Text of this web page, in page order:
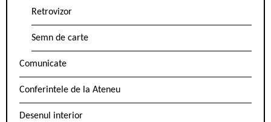
Retrovizor
Semn de carte
Comunicate
Conferintele de la Ateneu
Desenul interior